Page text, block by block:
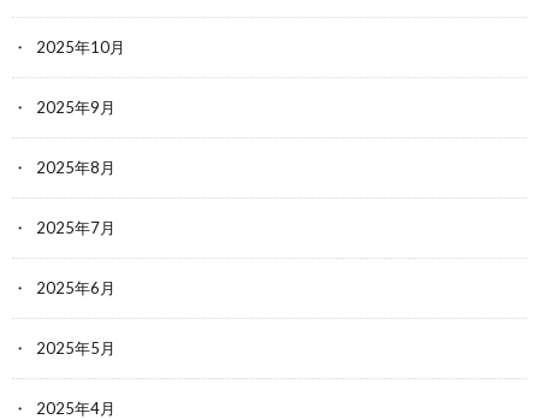
2025年10月
2025年9月
2025年8月
2025年7月
2025年6月
2025年5月
2025年4月